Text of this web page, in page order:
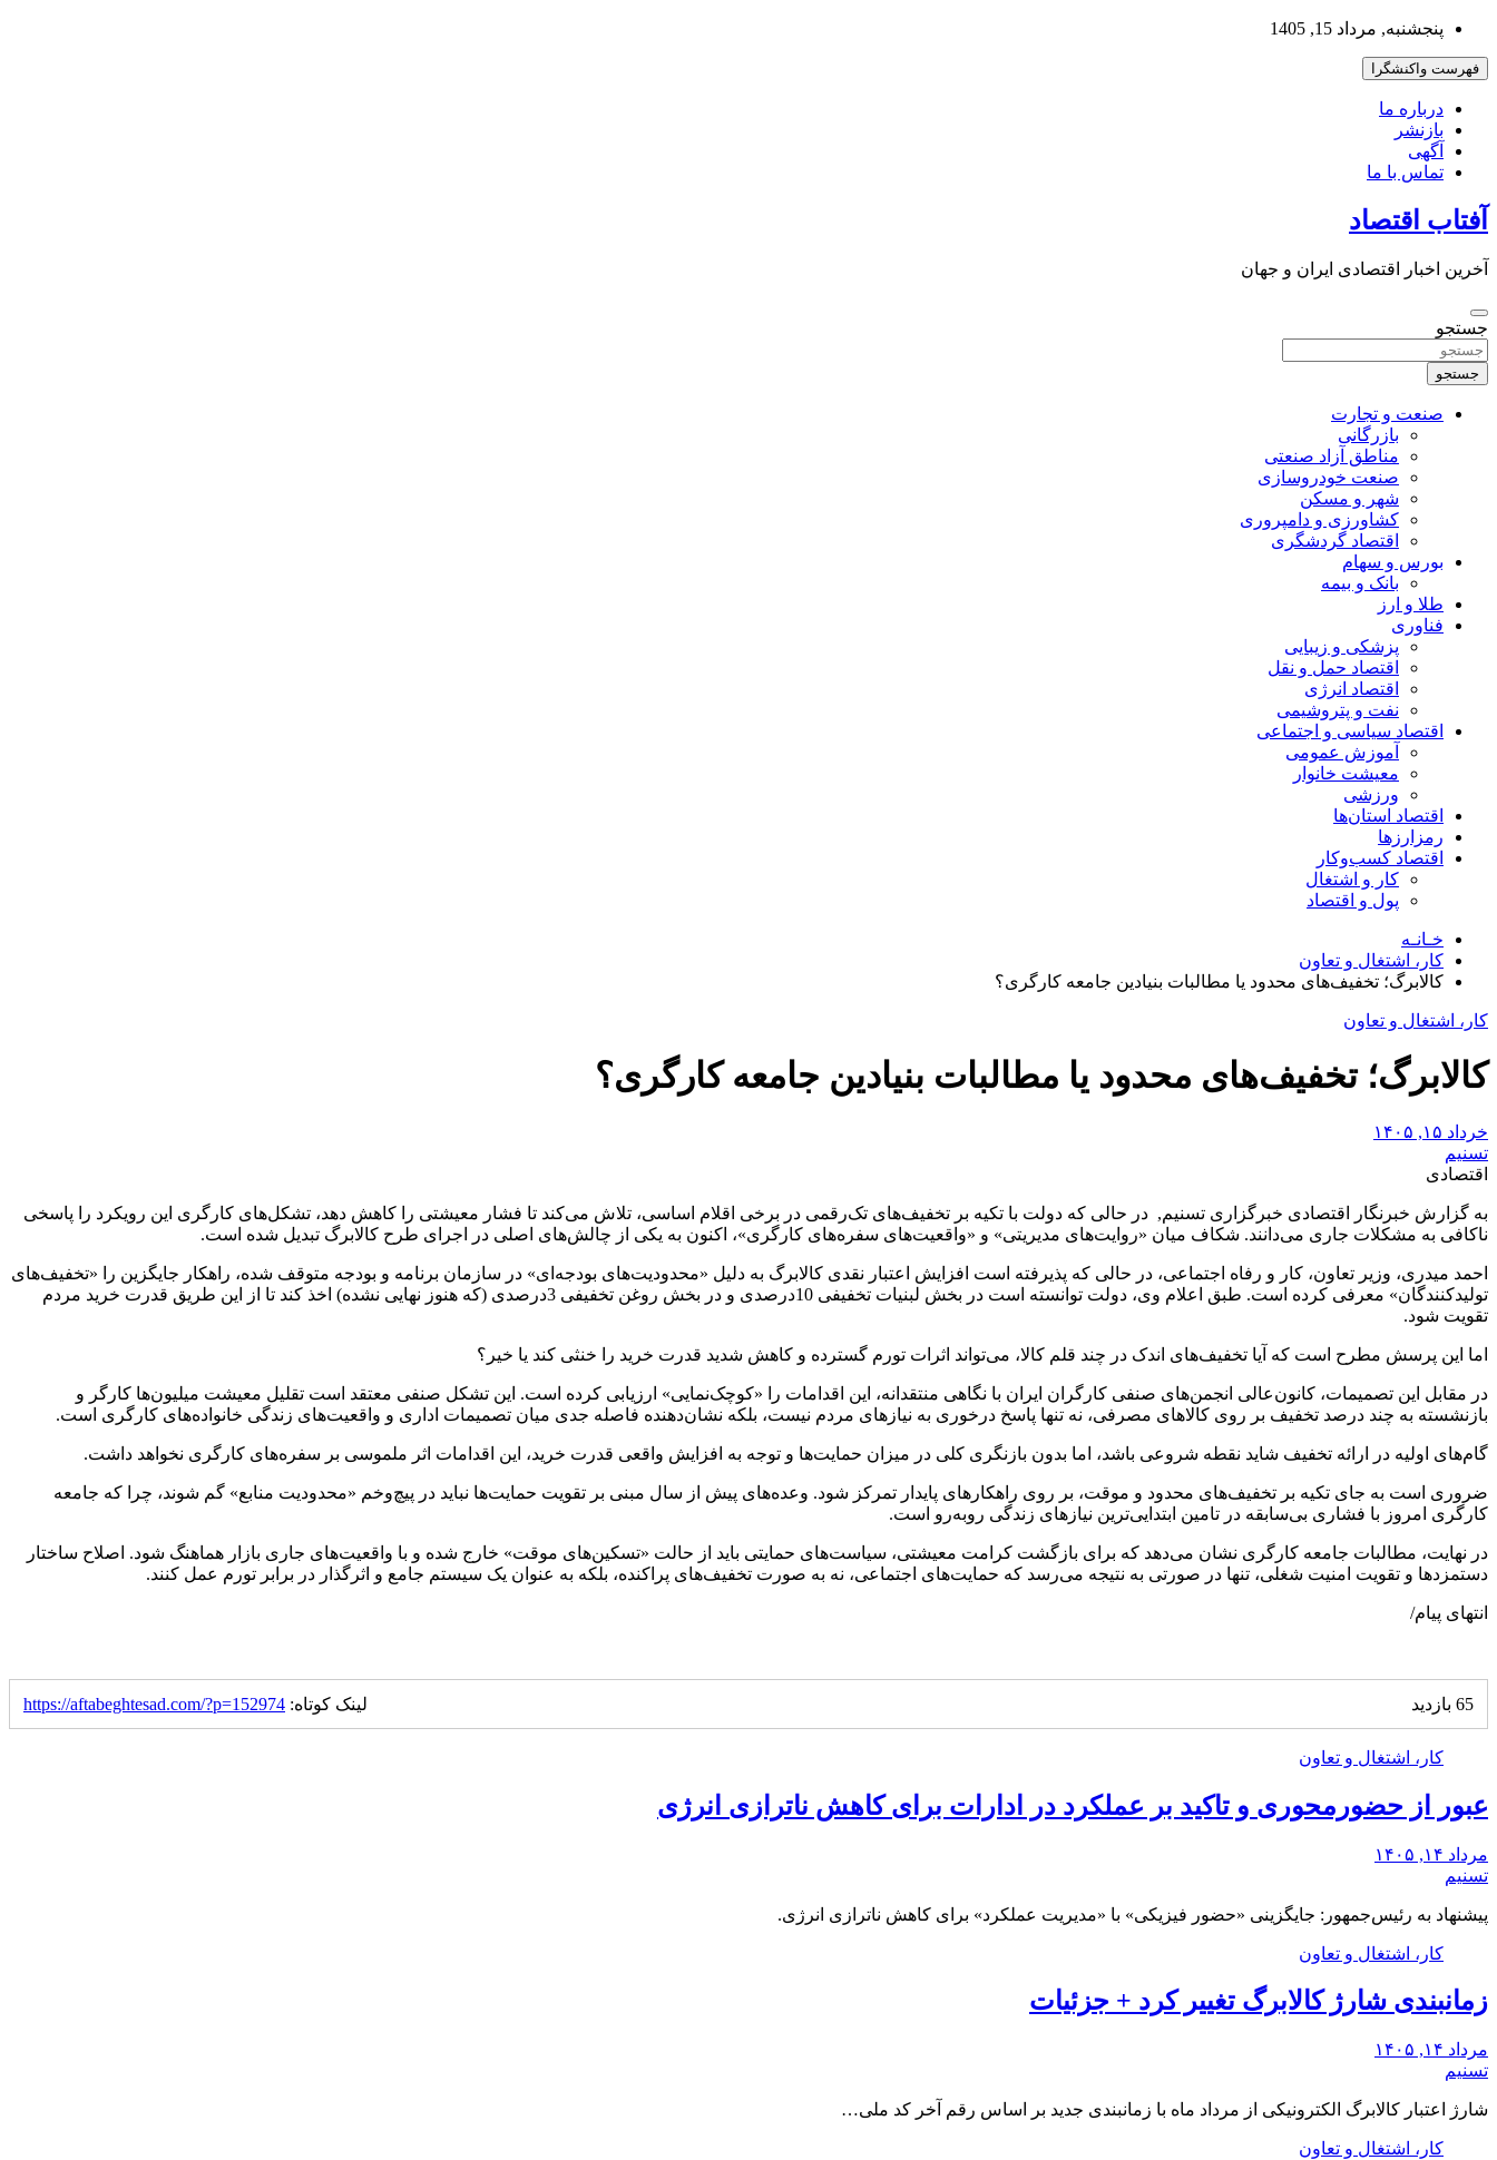
بروید
پنجشنبه, مرداد 15, 1405
فهرست واکنشگرا
درباره ما
بازنشر
آگهی
تماس با ما
آفتاب اقتصاد
آخرین اخبار اقتصادی ایران و جهان
جستجو
جستجو
صنعت و تجارت
بازرگانی
مناطق آزاد صنعتی
صنعت خودروسازی
شهر و مسکن
کشاورزی و دامپروری
اقتصاد گردشگری
بورس و سهام
بانک و بیمه
طلا و ارز
فناوری
پزشکی و زیبایی
اقتصاد حمل و نقل
اقتصاد انرژی
نفت و پتروشیمی
اقتصاد سیاسی و اجتماعی
آموزش عمومی
معیشت خانوار
ورزشی
اقتصاد استان‌ها
رمزارزها
اقتصاد کسب‌و‌کار
کار و اشتغال
پول و اقتصاد
خـانـه
کار، اشتغال و تعاون
کالابرگ؛ تخفیف‌های محدود یا مطالبات بنیادین جامعه کارگری؟
کار، اشتغال و تعاون
کالابرگ؛ تخفیف‌های محدود یا مطالبات بنیادین جامعه کارگری؟
خرداد ۱۵, ۱۴۰۵
تسنیم
اقتصادی
به گزارش خبرنگار اقتصادی خبرگزاری تسنیم, در حالی که دولت با تکیه بر تخفیف‌های تک‌رقمی در برخی اقلام اساسی، تلاش می‌کند تا فشار معیشتی را کاهش دهد، تشکل‌های کارگری این رویکرد را پاسخی
ناکافی به مشکلات جاری می‌دانند. شکاف میان «روایت‌های مدیریتی» و «واقعیت‌های سفره‌های کارگری»، اکنون به یکی از چالش‌های اصلی در اجرای طرح کالابرگ تبدیل شده است.
احمد میدری، وزیر تعاون، کار و رفاه اجتماعی، در حالی که پذیرفته است افزایش اعتبار نقدی کالابرگ به دلیل «محدودیت‌های بودجه‌ای» در سازمان برنامه و بودجه متوقف شده، راهکار جایگزین را «تخفیف‌های
تولیدکنندگان» معرفی کرده است. طبق اعلام وی، دولت توانسته است در بخش لبنیات تخفیفی 10درصدی و در بخش روغن تخفیفی 3درصدی (که هنوز نهایی نشده) اخذ کند تا از این طریق قدرت خرید مردم
تقویت شود.
اما این پرسش مطرح است که آیا تخفیف‌های اندک در چند قلم کالا، می‌تواند اثرات تورم گسترده و کاهش شدید قدرت خرید را خنثی کند یا خیر؟
در مقابل این تصمیمات، کانون‌عالی انجمن‌های صنفی کارگران ایران با نگاهی منتقدانه، این اقدامات را «کوچک‌نمایی» ارزیابی کرده است. این تشکل صنفی معتقد است تقلیل معیشت میلیون‌ها کارگر و
بازنشسته به چند درصد تخفیف بر روی کالاهای مصرفی، نه تنها پاسخ درخوری به نیازهای مردم نیست، بلکه نشان‌دهنده فاصله جدی میان تصمیمات اداری و واقعیت‌های زندگی خانواده‌های کارگری است.
گام‌های اولیه در ارائه تخفیف شاید نقطه شروعی باشد، اما بدون بازنگری کلی در میزان حمایت‌ها و توجه به افزایش واقعی قدرت خرید، این اقدامات اثر ملموسی بر سفره‌های کارگری نخواهد داشت.
ضروری است به جای تکیه بر تخفیف‌های محدود و موقت، بر روی راهکارهای پایدار تمرکز شود. وعده‌های پیش از سال مبنی بر تقویت حمایت‌ها نباید در پیچ‌وخم «محدودیت منابع» گم شوند، چرا که جامعه
کارگری امروز با فشاری بی‌سابقه در تامین ابتدایی‌ترین نیازهای زندگی روبه‌رو است.
در نهایت، مطالبات جامعه کارگری نشان می‌دهد که برای بازگشت کرامت معیشتی، سیاست‌های حمایتی باید از حالت «تسکین‌های موقت» خارج شده و با واقعیت‌های جاری بازار هماهنگ شود. اصلاح ساختار
دستمزدها و تقویت امنیت شغلی، تنها در صورتی به نتیجه می‌رسد که حمایت‌های اجتماعی، نه به صورت تخفیف‌های پراکنده، بلکه به عنوان یک سیستم جامع و اثرگذار در برابر تورم عمل کنند.
انتهای پیام/
65 بازدید لینک کوتاه: https://aftabeghtesad.com/?p=152974
کار، اشتغال و تعاون
عبور از حضورمحوری و تاکید بر عملکرد در ادارات برای کاهش ناترازی انرژی
مرداد ۱۴, ۱۴۰۵
تسنیم
پیشنهاد به رئیس‌جمهور: جایگزینی «حضور فیزیکی» با «مدیریت عملکرد» برای کاهش ناترازی انرژی.
کار، اشتغال و تعاون
زمانبندی شارژ کالابرگ تغییر کرد + جزئیات
مرداد ۱۴, ۱۴۰۵
تسنیم
شارژ اعتبار کالابرگ الکترونیکی از مرداد ماه با زمانبندی جدید بر اساس رقم آخر کد ملی…
کار، اشتغال و تعاون